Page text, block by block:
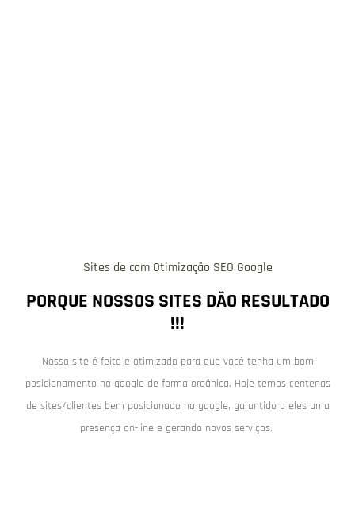
Sites de com Otimização SEO Google
PORQUE NOSSOS SITES DÃO RESULTADO
!!!
Nosso site é feito e otimizado para que você tenha um bom
posicionamento no google de forma orgânica. Hoje temos centenas
de sites/clientes bem posicionado no google, garantido a eles uma
presença on-line e gerando novos serviços.